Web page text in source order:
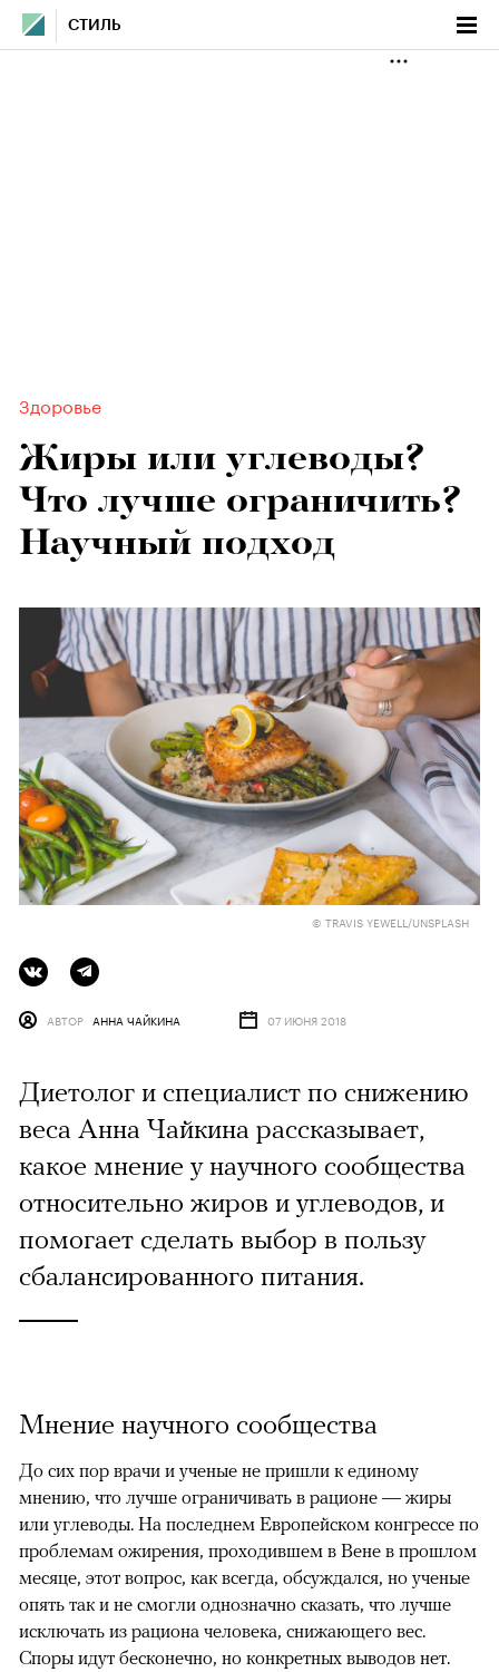
СТИЛЬ
Здоровье
Жиры или углеводы?
Что лучше ограничить?
Научный подход
© TRAVIS YEWELL/UNSPLASH
АВТОР АННА ЧАЙКИНА 07 ИЮНЯ 2018
Диетолог и специалист по снижению
веса Анна Чайкина рассказывает,
какое мнение у научного сообщества
относительно жиров и углеводов, и
помогает сделать выбор в пользу
сбалансированного питания.
Мнение научного сообщества
До сих пор врачи и ученые не пришли к единому
мнению, что лучше ограничивать в рационе — жиры
или углеводы. На последнем Европейском конгрессе по
проблемам ожирения, проходившем в Вене в прошлом
месяце, этот вопрос, как всегда, обсуждался, но ученые
опять так и не смогли однозначно сказать, что лучше
исключать из рациона человека, снижающего вес.
Споры идут бесконечно, но конкретных выводов нет.